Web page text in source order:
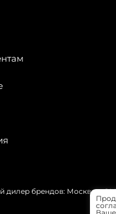
дилер брендов: Москвич,